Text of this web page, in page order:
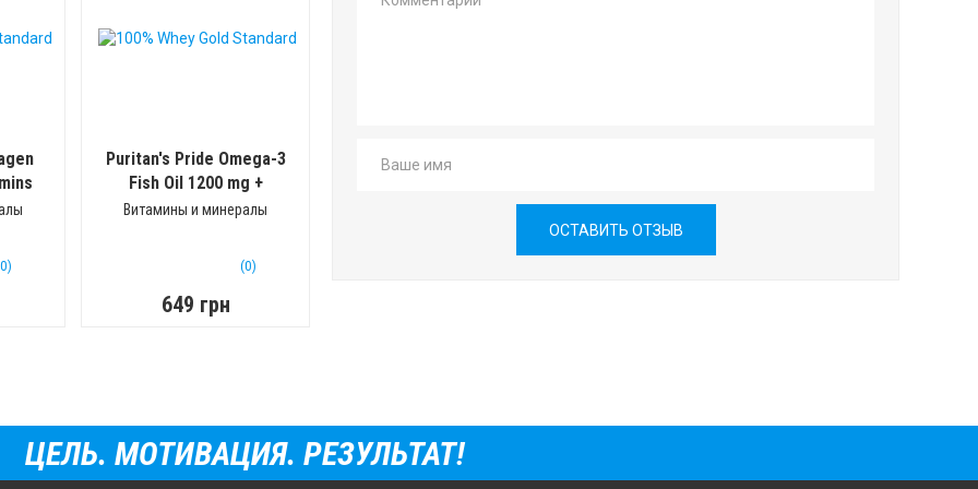
Puritan's Pride Omega-3
Fish Oil 1200 mg +
Vitamin D3 (90 гел.капс)
Витамины и минералы
(0)
649 грн
ОСТАВИТЬ ОТЗЫВ
ЦЕЛЬ. МОТИВАЦИЯ. РЕЗУЛЬТАТ!